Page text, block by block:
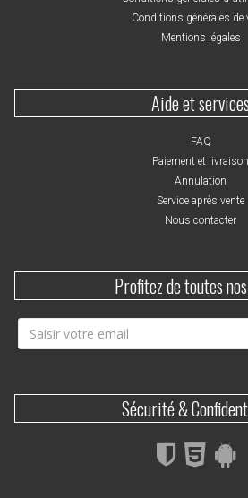
Conditions générales de
Mentions légales
Aide et services
FAQ
Paiement et livraison
Annulation
Service après vente
Nous contacter
Profitez de toutes
Sécurité &